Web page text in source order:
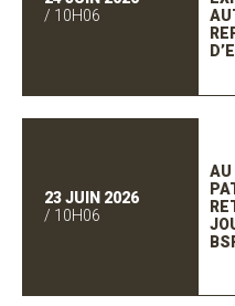
/ 10H06
23 JUIN 2026
/ 10H06
AU